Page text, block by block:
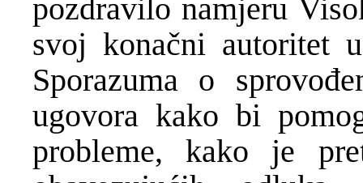
pozdravilo namjeru
svoj konačni autoritet
Sporazuma o
ugovora kako bi
probleme, kako je